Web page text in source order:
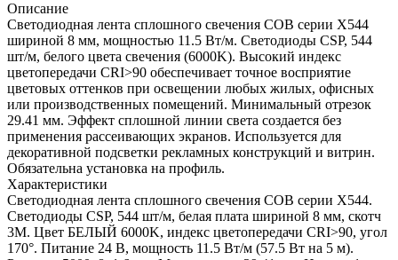
Описание
Светодиодная лента сплошного свечения COB серии X544
шириной 8 мм, мощностью 11.5 Вт/м. Светодиоды CSP, 544
шт/м, белого цвета свечения (6000K). Высокий индекс
цветопередачи CRI>90 обеспечивает точное восприятие
цветовых оттенков при освещении любых жилых, офисных
или производственных помещений. Минимальный отрезок
29.41 мм. Эффект сплошной линии света создается без
применения рассеивающих экранов. Используется для
декоративной подсветки рекламных конструкций и витрин.
Обязательна установка на профиль.
Характеристики
Светодиодная лента сплошного свечения COB серии X544.
Светодиоды CSP, 544 шт/м, белая плата шириной 8 мм, скотч
3M. Цвет БЕЛЫЙ 6000K, индекс цветопередачи CRI>90, угол
170°. Питание 24 В, мощность 11.5 Вт/м (57.5 Вт на 5 м).